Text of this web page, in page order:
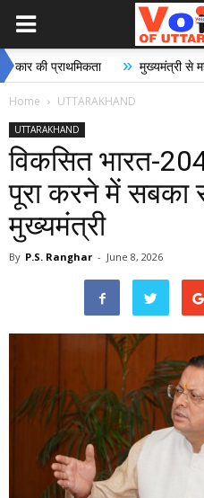
» मुख्यमंत्री से महानिदेशक
Home UTTARAKHAND
UTTARAKHAND
विकसित भारत-
पूरा करने में सबका
मुख्यमंत्री
By P.S. Ranghar - June 8, 2026